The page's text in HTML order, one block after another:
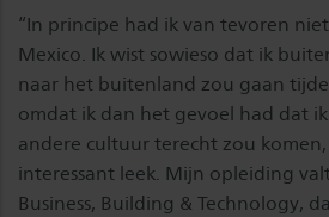
“In principe had ik van tevoren
Mexico. Ik wist sowieso dat ik
naar het buitenland zou gaan
omdat ik dan het gevoel had dat
andere cultuur terecht zou
interessant leek. Mijn opleiding
Business, Building & Technology,